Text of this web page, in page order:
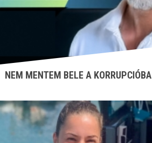
NEM MENTEM BELE A KORRUPCIÓBA